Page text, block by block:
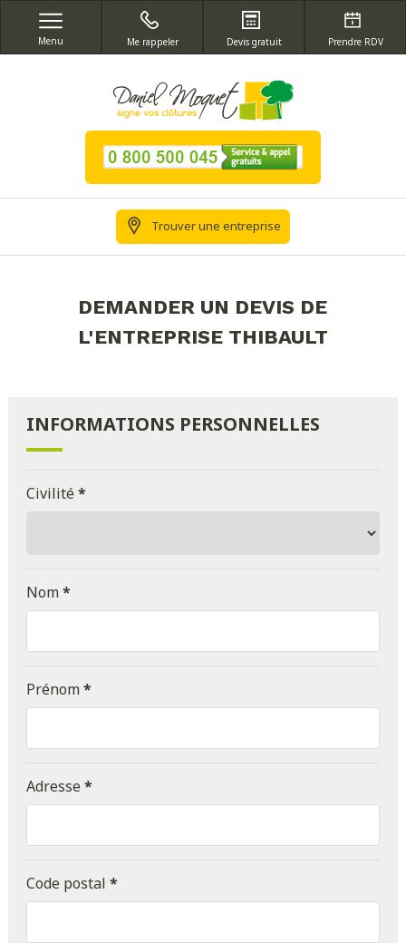
Menu Me rappeler Devis gratuit Prendre RDV
Trouver une entreprise
DEMANDER UN DEVIS DE
L'ENTREPRISE THIBAULT
INFORMATIONS PERSONNELLES
Civilité*
Nom*
Prénom*
Adresse*
Code postal *